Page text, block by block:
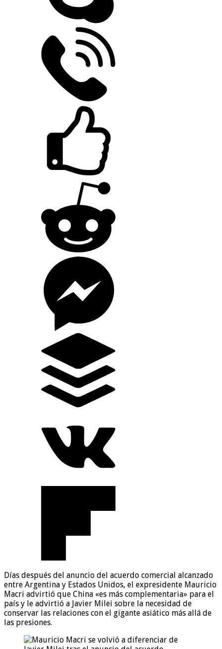
Días después del anuncio del acuerdo comercial alcanzado
entre Argentina y Estados Unidos, el expresidente Mauricio
Macri advirtió que China «es más complementaria» para el
país y le advirtió a Javier Milei sobre la necesidad de
conservar las relaciones con el gigante asiático más allá de
las presiones.